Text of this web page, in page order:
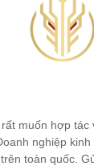
muốn hợp tác
nghiệp
toàn quốc.